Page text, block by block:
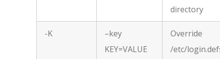
directory
-K
–key
KEY=VALUE
Override
/etc/